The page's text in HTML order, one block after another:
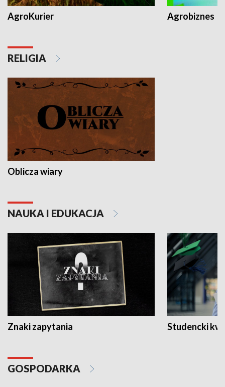
AgroKurier Agrobiznes
RELIGIA
Oblicza wiary
NAUKA I EDUKACJA
Znaki zapytania Studencki
GOSPODARKA